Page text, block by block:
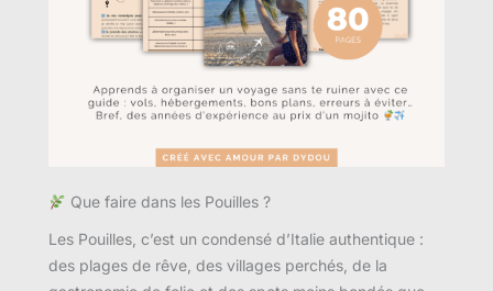
Que faire dans les Pouilles ?
Les Pouilles, c’est un condensé d’Italie authentique :
des plages de rêve, des villages perchés, de la